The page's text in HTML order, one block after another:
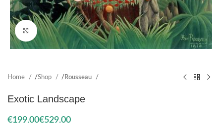
Click to enlarge
Home Shop Rousseau
Exotic Landscape
€ €